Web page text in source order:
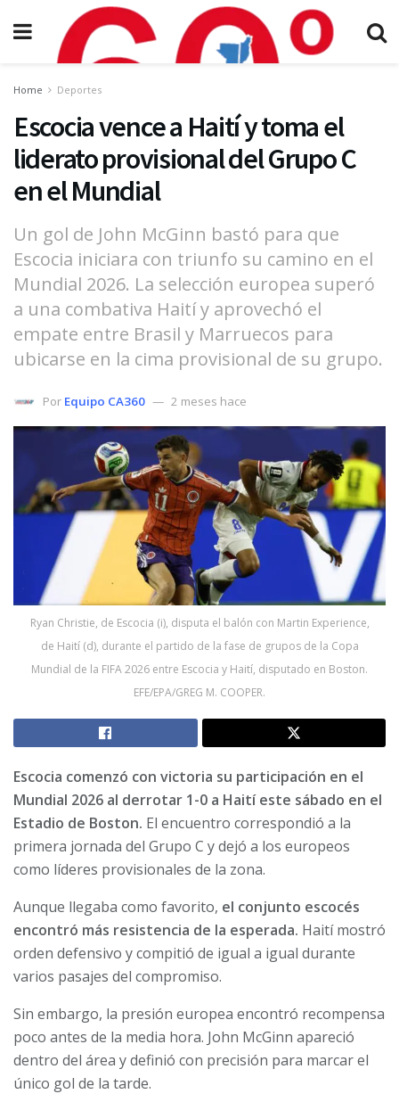
Home Deportes
Escocia vence a Haití y toma el
liderato provisional del Grupo C
en el Mundial
Un gol de John McGinn bastó para que
Escocia iniciara con triunfo su camino en el
Mundial 2026. La selección europea superó
a una combativa Haití y aprovechó el
empate entre Brasil y Marruecos para
ubicarse en la cima provisional de su grupo.
Por Equipo CA360 2 meses hace
Ryan Christie, de Escocia (i), disputa el balón con Martin Experience,
de Haití (d), durante el partido de la fase de grupos de la Copa
Mundial de la FIFA 2026 entre Escocia y Haití, disputado en Boston.
EFE/EPA/GREG M. COOPER.
Escocia comenzó con victoria su participación en el
Mundial 2026 al derrotar 1-0 a Haití este sábado en el
Estadio de Boston. El encuentro correspondió a la
primera jornada del Grupo C y dejó a los europeos
como líderes provisionales de la zona.
Aunque llegaba como favorito, el conjunto escocés
encontró más resistencia de la esperada. Haití mostró
orden defensivo y compitió de igual a igual durante
varios pasajes del compromiso.
Sin embargo, la presión europea encontró recompensa
poco antes de la media hora. John McGinn apareció
dentro del área y definió con precisión para marcar el
único gol de la tarde.